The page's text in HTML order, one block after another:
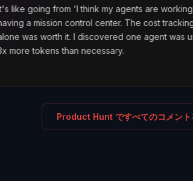
'I think my agents are working' to
control center. The cost tracking
it. I discovered one agent was using
than necessary.
Product Hunt ですべてのコメント